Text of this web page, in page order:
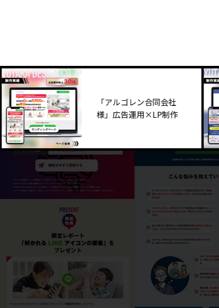
「アルゴレン合同会社
様」広告運用×LP制作